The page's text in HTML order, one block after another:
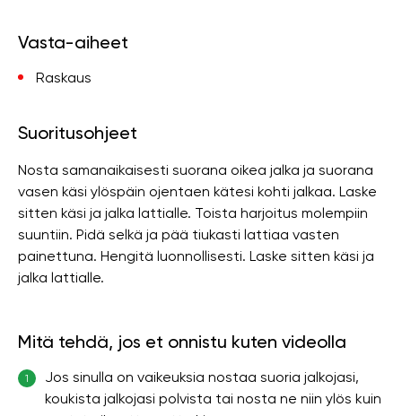
Vasta-aiheet
Raskaus
Suoritusohjeet
Nosta samanaikaisesti suorana oikea jalka ja suorana
vasen käsi ylöspäin ojentaen kätesi kohti jalkaa. Laske
sitten käsi ja jalka lattialle. Toista harjoitus molempiin
suuntiin. Pidä selkä ja pää tiukasti lattiaa vasten
painettuna. Hengitä luonnollisesti. Laske sitten käsi ja
jalka lattialle.
Mitä tehdä, jos et onnistu kuten videolla
1
Jos sinulla on vaikeuksia nostaa suoria jalkojasi,
koukista jalkojasi polvista tai nosta ne niin ylös kuin